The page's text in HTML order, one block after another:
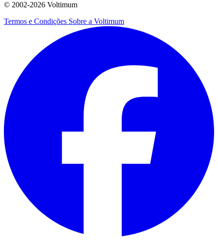
© 2002-2026 Voltimum
Termos e Condições Sobre a Voltimum